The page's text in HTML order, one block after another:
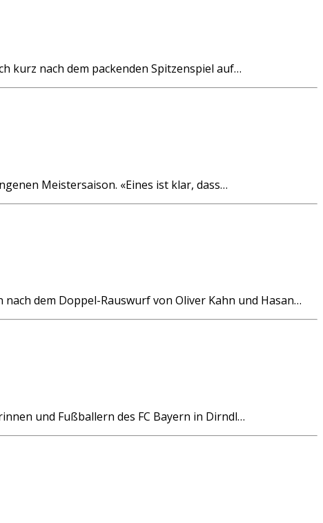
kurz nach dem packenden Spitzenspiel auf…
Meistersaison. «Eines ist klar, dass…
nach dem Doppel-Rauswurf von Oliver Kahn und Hasan…
und Fußballern des FC Bayern in Dirndl…